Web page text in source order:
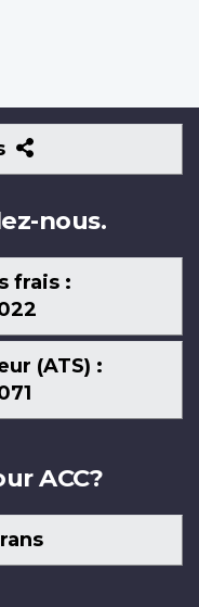
Suivez-
nous
nous.
frais :
(ATS) :
ACC?